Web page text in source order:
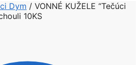
Dym / VONNÉ KUŽELE “Tečúci
10KS